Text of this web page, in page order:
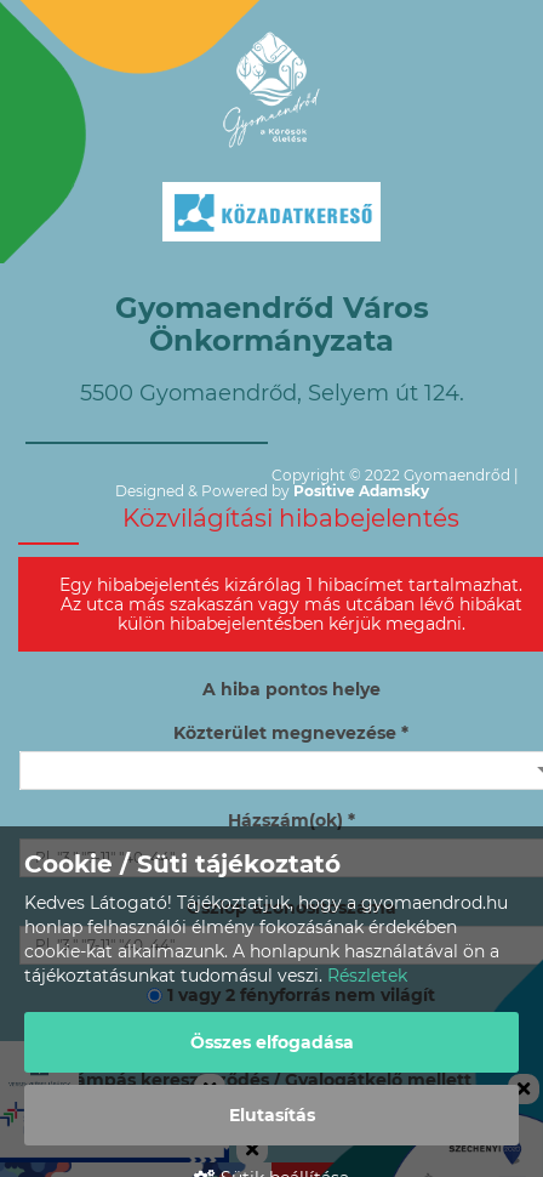
Gyomaendrőd Város
Önkormányzata
5500 Gyomaendrőd, Selyem út 124.
Copyright © 2022 Gyomaendrőd |
Designed & Powered by Positive Adamsky
Közvilágítási hibabejelentés
Egy hibabejelentés kizárólag 1 hibacímet tartalmazhat.
Az utca más szakaszán vagy más utcában lévő hibákat
külön hibabejelentésben kérjük megadni.
A hiba pontos helye
Közterület megnevezése *
Házszám(ok) *
Oszlop azonosítószáma
1 vagy 2 fényforrás nem világít
3 vagy több, egymás melletti fényforrás nem világít
Lámpás kereszteződés / Gyalogátkelő mellett van?
Igen
Nem
Cookie / Süti tájékoztató
Kedves Látogató! Tájékoztatjuk, hogy a gyomaendrod.hu
honlap felhasználói élmény fokozásának érdekében
cookie-kat alkalmazunk. A honlapunk használatával ön a
tájékoztatásunkat tudomásul veszi. Részletek
Összes elfogadása
Elutasítás